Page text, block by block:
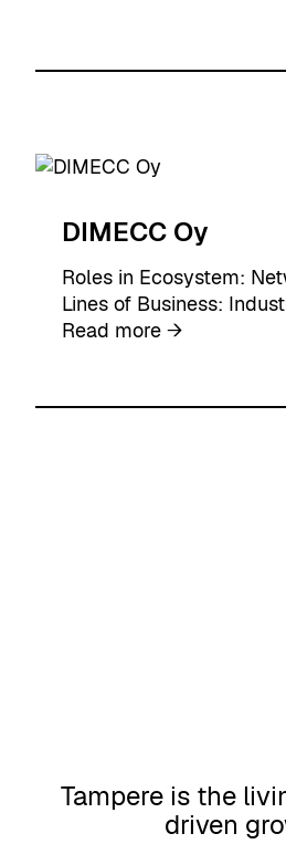
DIMECC Oy
Roles in Ecosystem:
Lines of Business:
Read more →:
M
Tampere is the
driven